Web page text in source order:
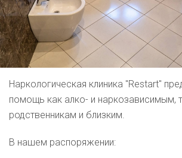
Наркологическая клиника "Restart"
помощь как алко- и наркозависимым,
родственникам и близким.
В нашем распоряжении: